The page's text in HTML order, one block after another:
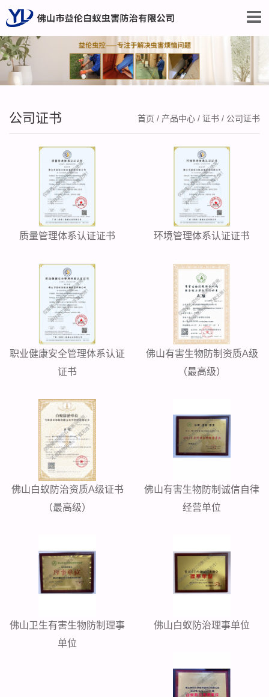
公司证书 首页 / 产品中心 / 证书 / 公司证书
质量管理体系认证证书 环境管理体系认证证书
职业健康安全管理体系认证
证书
佛山有害生物防制资质A级
（最高级）
佛山白蚁防治资质A级证书
（最高级）
佛山有害生物防制诚信自律
经营单位
佛山卫生有害生物防制理事
单位
佛山白蚁防治理事单位